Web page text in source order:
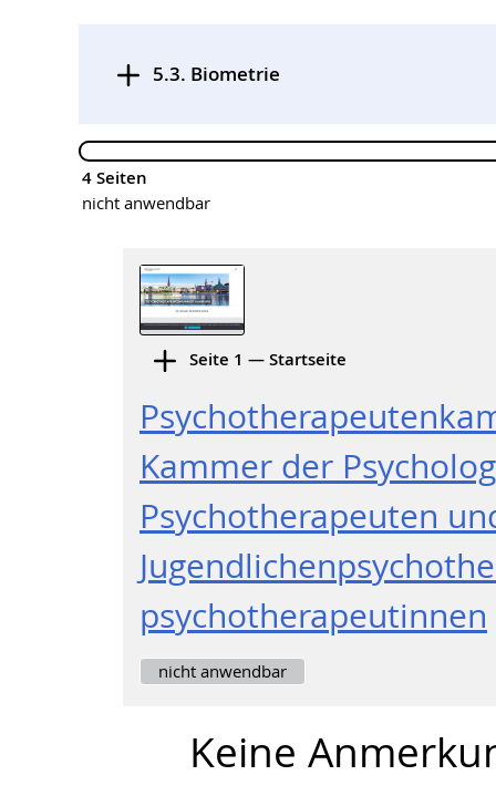
5.3. Biometrie
4 Seiten
nicht anwendbar
Seite 1 — Startseite
Kammer der
Psychotherapeuten
psychotherapeutinnen
nicht anwendbar
Keine